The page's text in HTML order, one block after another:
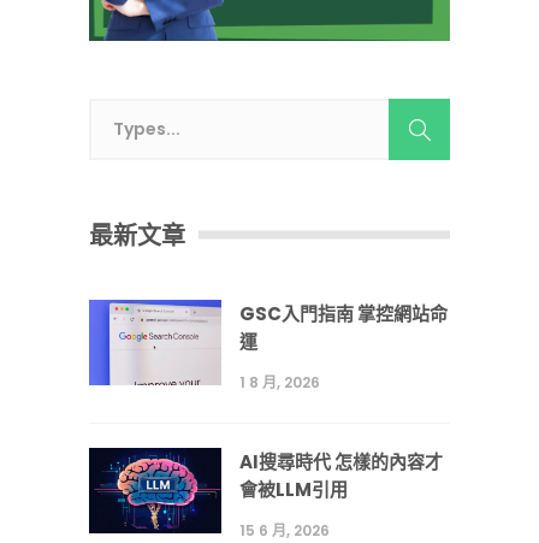
最新文章
GSC入門指南 掌控網站命
運
1 8 月, 2026
AI搜尋時代 怎樣的內容才
會被LLM引用
15 6 月, 2026